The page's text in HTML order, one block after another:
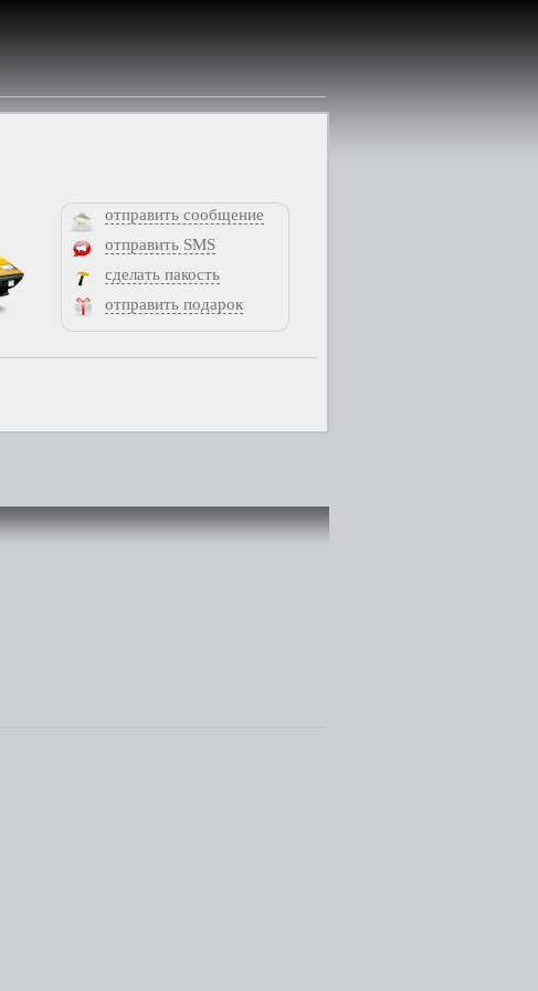
отправить сообщение
отправить SMS
сделать пакость
отправить подарок